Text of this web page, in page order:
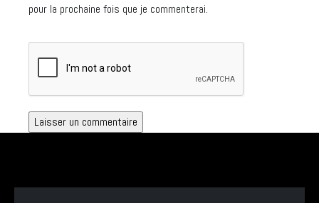
pour la prochaine fois que je commenterai.